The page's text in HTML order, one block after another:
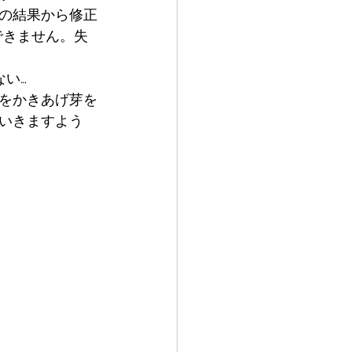
結果から修正
ません。失
い…
かきあげ芽を
きますよう